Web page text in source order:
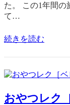
た。 この1年間の
て…
続きを読む
おやつレク